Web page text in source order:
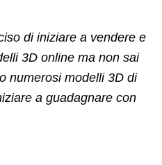
di iniziare a vendere e
3D online ma non sai
numerosi modelli 3D di
a guadagnare con